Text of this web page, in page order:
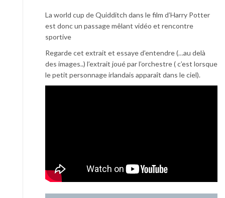
La world cup de Quidditch dans le film d’Harry Potter
est donc un passage mêlant vidéo et rencontre
sportive
Regarde cet extrait et essaye d’entendre (…au delà
des images..) l’extrait joué par l’orchestre ( c’est lorsque
le petit personnage irlandais apparaît dans le ciel).